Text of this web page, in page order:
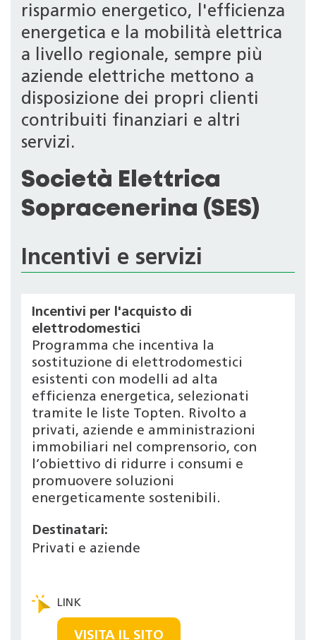
risparmio energetico, l'efficienza
energetica e la mobilità elettrica
a livello regionale, sempre più
aziende elettriche mettono a
disposizione dei propri clienti
contribuiti finanziari e altri
servizi.
Società Elettrica
Sopracenerina (SES)
Incentivi e servizi
Incentivi per l'acquisto di
elettrodomestici
Programma che incentiva la
sostituzione di elettrodomestici
esistenti con modelli ad alta
efficienza energetica, selezionati
tramite le liste Topten. Rivolto a
privati, aziende e amministrazioni
immobiliari nel comprensorio, con
l’obiettivo di ridurre i consumi e
promuovere soluzioni
energeticamente sostenibili.
Destinatari:
Privati e aziende
VISITA IL SITO